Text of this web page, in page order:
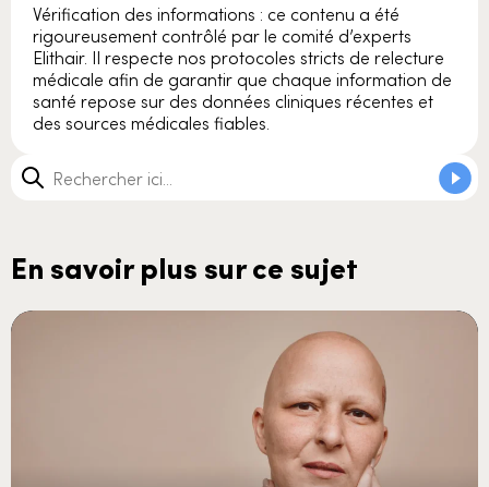
Vérification des informations : ce contenu a été
rigoureusement contrôlé par le comité d’experts
Elithair. Il respecte nos protocoles stricts de relecture
médicale afin de garantir que chaque information de
santé repose sur des données cliniques récentes et
des sources médicales fiables.
En savoir plus sur ce sujet